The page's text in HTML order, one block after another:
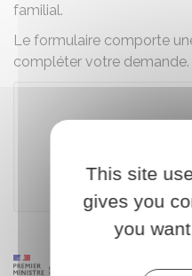
familial.
Le formulaire comporte
compléter votre demande.
This site
gives you
you